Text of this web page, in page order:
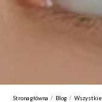
Strona główna / Blog / Wszystkie